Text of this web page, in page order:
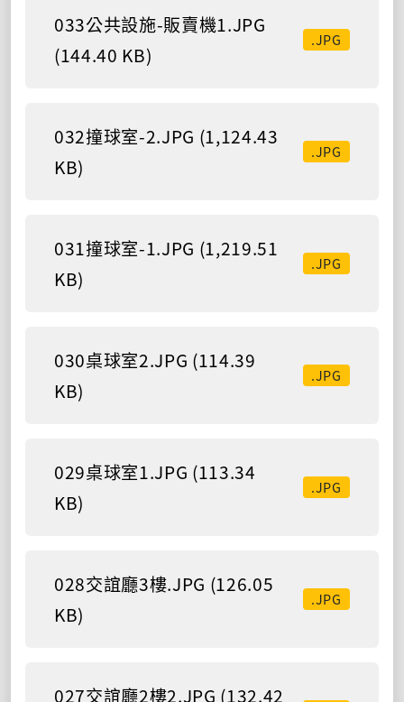
033公共設施-販賣機1.JPG
(144.40 KB)
.JPG
032撞球室-2.JPG (1,124.43
KB)
.JPG
031撞球室-1.JPG (1,219.51
KB)
.JPG
030桌球室2.JPG (114.39
KB)
.JPG
029桌球室1.JPG (113.34
KB)
.JPG
028交誼廳3樓.JPG (126.05
KB)
.JPG
027交誼廳2樓2.JPG (132.42